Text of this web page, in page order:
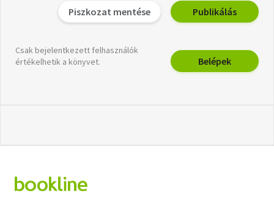
Piszkozat mentése Publikálás
Csak bejelentkezett felhasználók
értékelhetik a könyvet.
Belépek